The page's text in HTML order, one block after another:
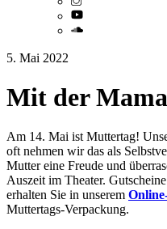
Skip
content
5. Mai 2022
Mit der
Am 14. Mai ist Muttertag!
oft nehmen wir das als
Mutter eine Freude und
Auszeit im Theater.
erhalten Sie in unserem
Muttertags-Verpackung.